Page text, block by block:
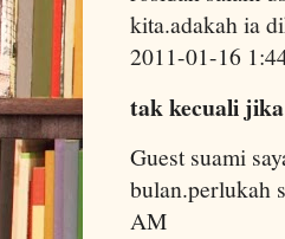
kita.adakah ia
2011-01-16
tak kecuali
Guest suami
bulan.perlukah
AM